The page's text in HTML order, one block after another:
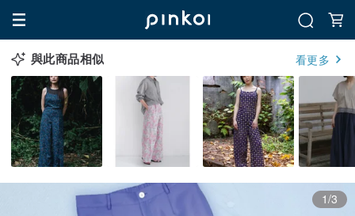
與此商品相似 看更多
1/3